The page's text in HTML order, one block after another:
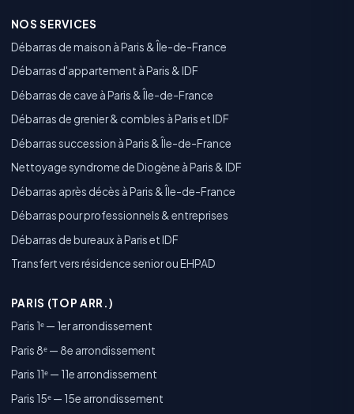
NOS SERVICES
Débarras de maison à Paris & Île-de-France
Débarras d'appartement à Paris & IDF
Débarras de cave à Paris & Île-de-France
Débarras de grenier & combles à Paris et IDF
Débarras succession à Paris & Île-de-France
Nettoyage syndrome de Diogène à Paris & IDF
Débarras après décès à Paris & Île-de-France
Débarras pour professionnels & entreprises
Débarras de bureaux à Paris et IDF
Transfert vers résidence senior ou EHPAD
PARIS (TOP ARR.)
Paris 1ᵉ — 1er arrondissement
Paris 8ᵉ — 8e arrondissement
Paris 11ᵉ — 11e arrondissement
Paris 15ᵉ — 15e arrondissement